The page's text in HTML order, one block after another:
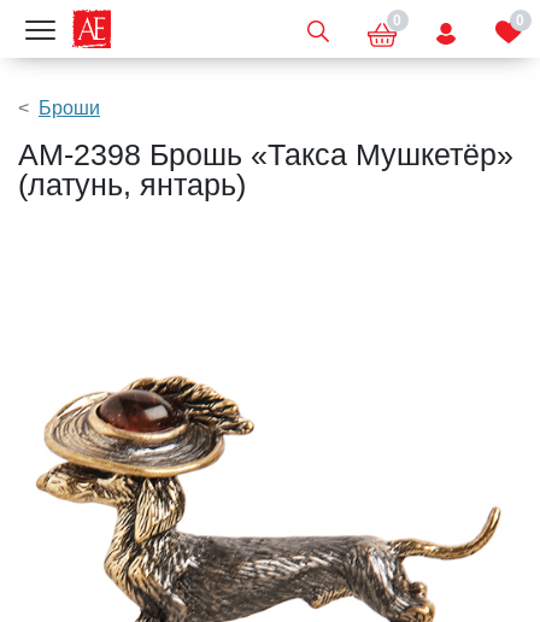
Показать меню 0 0
Броши
AM-2398 Брошь «Такса Мушкетёр»
(латунь, янтарь)